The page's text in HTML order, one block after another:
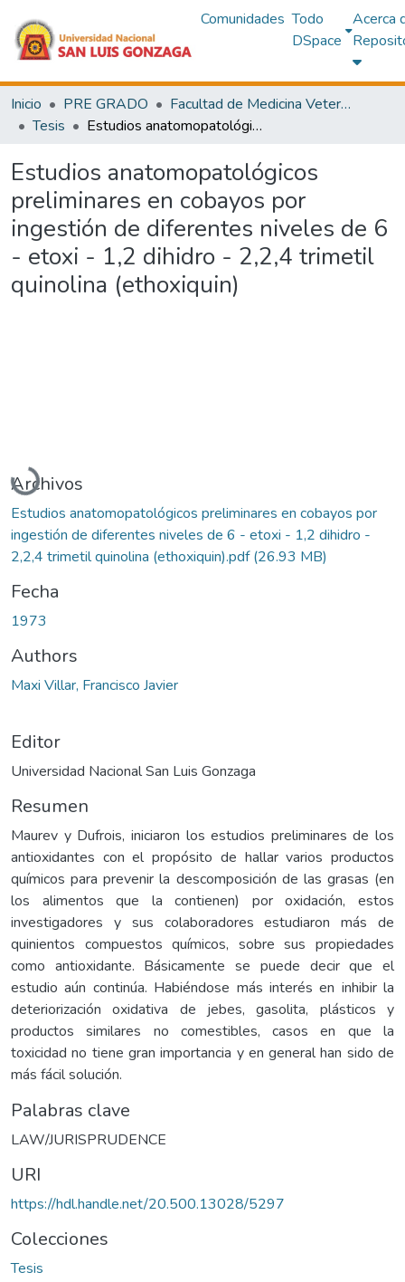
Comunidades Todo
DSpace
Acerca
Inicio PRE GRADO
Facultad de Medicina Veterinaria y Zootecnia
Tesis
Estudios anatomopatológicos preliminares en cobayos por ingestión de diferentes niveles de 6 - etoxi - 1,2 dihidro - 2,2,4 trimetil quinolina (ethoxiquin)
Estudios anatomopatológicos
preliminares en cobayos por
ingestión de diferentes niveles de 6
- etoxi - 1,2 dihidro - 2,2,4 trimetil
quinolina (ethoxiquin)
Cargando...
Archivos
Estudios anatomopatológicos preliminares en cobayos por
ingestión de diferentes niveles de 6 - etoxi - 1,2 dihidro -
2,2,4 trimetil quinolina (ethoxiquin).pdf(26.93 MB)
Fecha
1973
Authors
Maxi Villar, Francisco Javier
Editor
Universidad Nacional San Luis Gonzaga
Resumen
Maurev y Dufrois, iniciaron los estudios preliminares de los
antioxidantes con el propósito de hallar varios productos
químicos para prevenir la descomposición de las grasas (en
los alimentos que la contienen) por oxidación, estos
investigadores y sus colaboradores estudiaron más de
quinientos compuestos químicos, sobre sus propiedades
como antioxidante. Básicamente se puede decir que el
estudio aún continúa. Habiéndose más interés en inhibir la
deteriorización oxidativa de jebes, gasolita, plásticos y
productos similares no comestibles, casos en que la
toxicidad no tiene gran importancia y en general han sido de
más fácil solución.
Palabras clave
LAW/JURISPRUDENCE
URI
https://hdl.handle.net/20.500.13028/5297
Colecciones
Tesis